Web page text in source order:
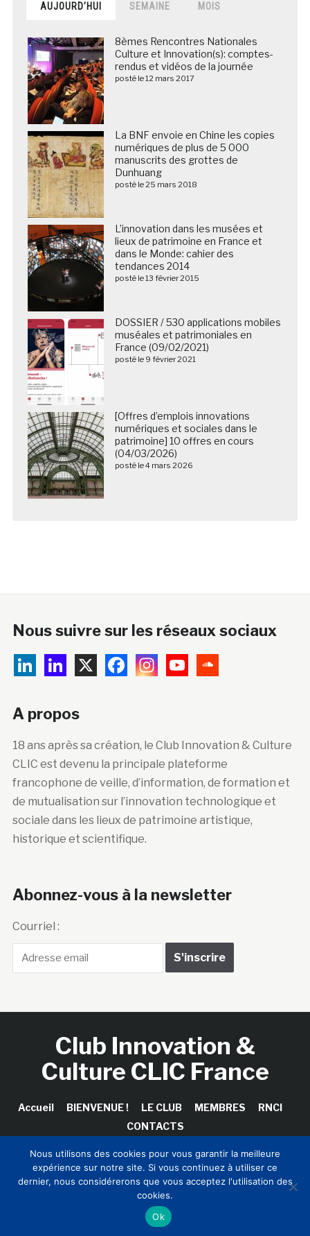
AUJOURD’HUI SEMAINE MOIS
8èmes Rencontres Nationales
Culture et Innovation(s): comptes-
rendus et vidéos de la journée
posté le 12 mars 2017
La BNF envoie en Chine les copies
numériques de plus de 5 000
manuscrits des grottes de
Dunhuang
posté le 25 mars 2018
L’innovation dans les musées et
lieux de patrimoine en France et
dans le Monde: cahier des
tendances 2014
posté le 13 février 2015
DOSSIER / 530 applications mobiles
muséales et patrimoniales en
France (09/02/2021)
posté le 9 février 2021
[Offres d’emplois innovations
numériques et sociales dans le
patrimoine] 10 offres en cours
(04/03/2026)
posté le 4 mars 2026
Nous suivre sur les réseaux sociaux
A propos
18 ans après sa création, le Club Innovation & Culture
CLIC est devenu la principale plateforme
francophone de veille, d’information, de formation et
de mutualisation sur l’innovation technologique et
sociale dans les lieux de patrimoine artistique,
historique et scientifique.
Abonnez-vous à la newsletter
Courriel :
Club Innovation &
Culture CLIC France
Accueil BIENVENUE ! LE CLUB MEMBRES
RNCI
CONTACTS
Copyright © 2026 Club Innovation & Culture CLIC France /
Sinapses Conseils
Nous utilisons des cookies pour vous garantir la meilleure
expérience sur notre site. Si vous continuez à utiliser ce
dernier, nous considérerons que vous acceptez l'utilisation des
cookies.
Ok